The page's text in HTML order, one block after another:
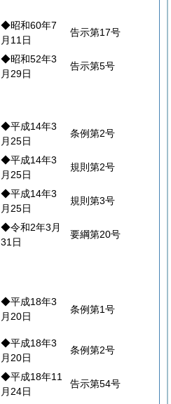
◆昭和60年7
月11日
告示第17号
◆昭和52年3
月29日
告示第5号
◆平成14年3
月25日
条例第2号
◆平成14年3
月25日
規則第2号
◆平成14年3
月25日
規則第3号
◆令和2年3月
31日
要綱第20号
◆平成18年3
月20日
条例第1号
◆平成18年3
月20日
条例第2号
◆平成18年11
月24日
告示第54号